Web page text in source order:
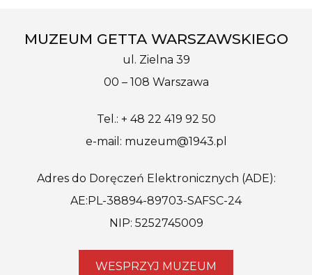
MUZEUM GETTA WARSZAWSKIEGO
ul. Zielna 39
00 – 108 Warszawa
Tel.: + 48 22 419 92 50
e-mail: muzeum@1943.pl
Adres do Doręczeń Elektronicznych (ADE):
AE:PL-38894-89703-SAFSC-24
NIP: 5252745009
WESPRZYJ MUZEUM